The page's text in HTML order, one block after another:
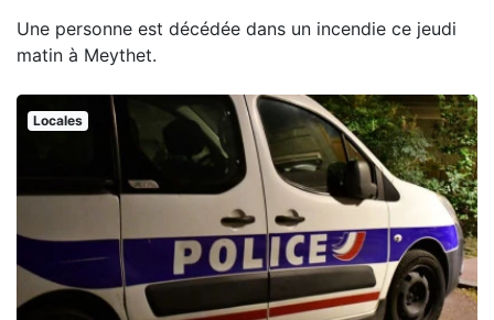
Une personne est décédée dans un incendie ce jeudi
matin à Meythet.
Locales